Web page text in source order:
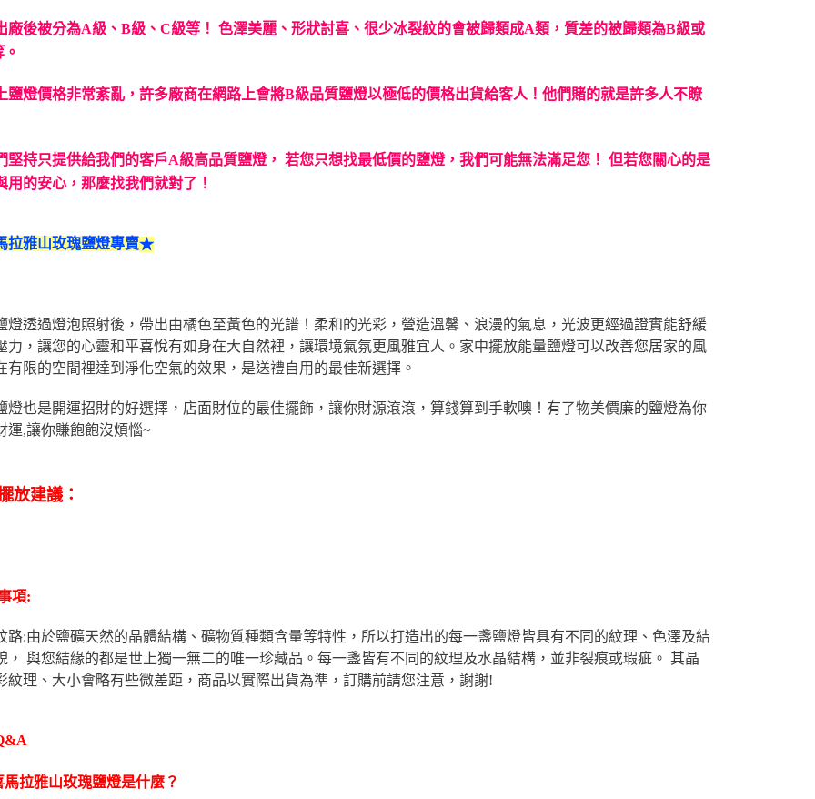
廠後被分為A級、B級、C級等！色澤美麗、形狀討喜、很少冰裂紋的會被歸類成A類，質差的被歸類為B級或
鹽燈價格非常紊亂，許多廠商在網路上會將B級品質鹽燈以極低的價格出貨給客人！他們賭的就是許多人不瞭
堅持只提供給我們的客戶A級高品質鹽燈，若您只想找最低價的鹽燈，我們可能無法滿足您！但若您關心的是
用的安心，那麼找我們就對了！
拉雅山玫瑰鹽燈專賣★
燈透過燈泡照射後，帶出由橘色至黃色的光譜！柔和的光彩，營造溫馨、浪漫的氣息，光波更經過證實能舒緩
力，讓您的心靈和平喜悅有如身在大自然裡，讓環境氣氛更風雅宜人。家中擺放能量鹽燈可以改善您居家的風
有限的空間裡達到淨化空氣的效果，是送禮自用的最佳新選擇。
燈也是開運招財的好選擇，店面財位的最佳擺飾，讓你財源滾滾，算錢算到手軟噢！有了物美價廉的鹽燈為你
運,讓你賺飽飽沒煩惱~
放建議：
項:
路:由於鹽礦天然的晶體結構、礦物質種類含量等特性，所以打造出的每一盞鹽燈皆具有不同的紋理、色澤及結
， 與您結緣的都是世上獨一無二的唯一珍藏品。每一盞皆有不同的紋理及水晶結構，並非裂痕或瑕疵。 其晶
紋理、大小會略有些微差距，商品以實際出貨為準，訂購前請您注意，謝謝!
馬拉雅山玫瑰鹽燈是什麼？